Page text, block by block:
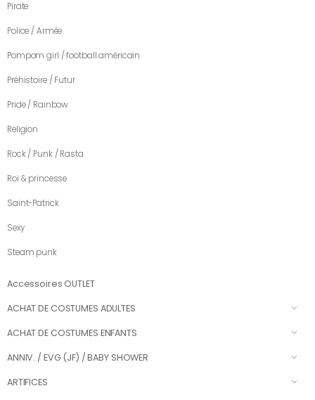
Pirate
Police / Armée
Pompom girl / football américain
Préhistoire / Futur
Pride / Rainbow
Religion
Rock / Punk / Rasta
Roi & princesse
Saint-Patrick
Sexy
Steam punk
Accessoires OUTLET
ACHAT DE COSTUMES ADULTES
ACHAT DE COSTUMES ENFANTS
ANNIV. / EVG (JF) / BABY SHOWER
ARTIFICES